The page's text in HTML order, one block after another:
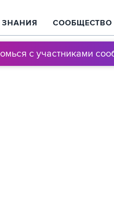
ЗНАНИЯ СООБЩЕСТВО
с участниками